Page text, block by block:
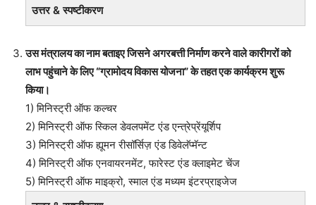
उत्तर & स्पष्टीकरण
उस मंत्रालय का नाम बताइए जिसने अगरबत्ती निर्माण करने वाले कारीगरों को
लाभ पहुंचाने के लिए “ग्रामोदय विकास योजना” के तहत एक कार्यक्रम शुरू
किया।
1) मिनिस्ट्री ऑफ कल्चर
2) मिनिस्ट्री ऑफ स्किल डेवलपमेंट एंड एन्त्रेप्रेंयूर्शिप
3) मिनिस्ट्री ऑफ ह्यूमन रीसॉर्सिज़ एंड डिवेलॅप्मॅन्ट
4) मिनिस्ट्री ऑफ एनवायरनमेंट, फारेस्ट एंड क्लाइमेट चेंज
5) मिनिस्ट्री ऑफ माइक्रो, स्माल एंड मध्यम इंटरप्राइजेज